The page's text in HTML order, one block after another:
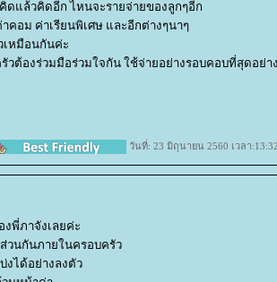
ดแล้วคิดอีก ไหนจะรายจ่ายของลูกๆอีก
คอม ค่าเรียนพิเศษ และอีกต่างๆนาๆ
เหมือนกันค่ะ
วต้องร่วมมือร่วมใจกัน ใช้จ่ายอย่างรอบคอบที่สุดอย่า
วันที่: 23 มิถุนายน 2560 เวลา
งพี่ภาจังเลยค่ะ
วนกันภายในครอบครัว
งได้อย่างลงตัว